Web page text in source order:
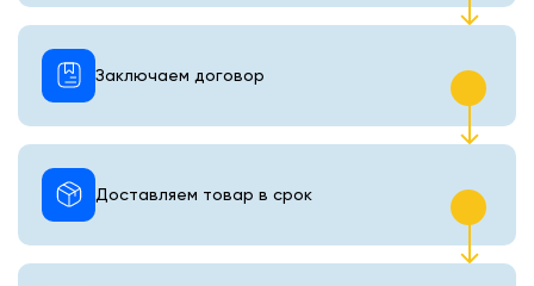
Доставляем товар в срок
Заключаем договор